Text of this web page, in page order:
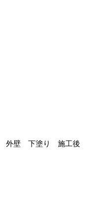
外壁 下塗り 施工後